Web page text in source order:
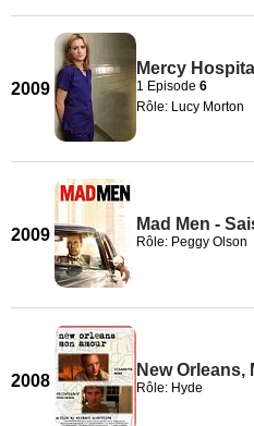
2009
Mercy
1 Episode 6
Rôle: Lucy Morton
2009
Mad Men -
Rôle: Peggy Olson
2008
New Orleans,
Rôle: Hyde